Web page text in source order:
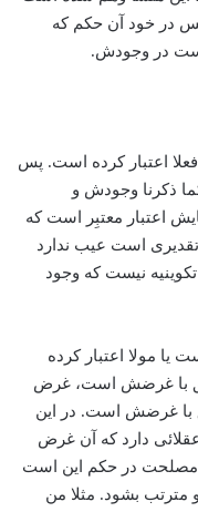
پس در خود آن حکم که
است در وجودش.
اعتبار کرده است. پس
ذکرنا وجودش و
اعتبار معتبِر است که
تقدیری است عیب ندارد
نیست که وجود
یا مولا اعتبار کرده
با غرضش است، غرض
با غرضش است. در این
دارد که آن غرض
مصلحت در حکم این است
بشود. مثلا من